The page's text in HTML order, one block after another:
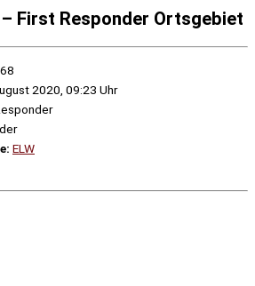
First Responder Ortsgebiet
2020, 09:23 Uhr
ELW